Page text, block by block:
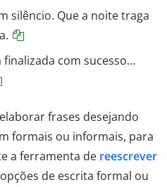
silêncio. Que a noite traga
finalizada com sucesso…
frases desejando
formais ou informais, para
a ferramenta de reescrever
de escrita formal ou